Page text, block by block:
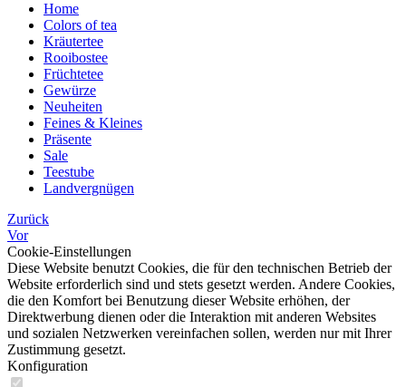
Home
Colors of tea
Kräutertee
Rooibostee
Früchtetee
Gewürze
Neuheiten
Feines & Kleines
Präsente
Sale
Teestube
Landvergnügen
Zurück
Vor
Cookie-Einstellungen
Diese Website benutzt Cookies, die für den technischen Betrieb der
Website erforderlich sind und stets gesetzt werden. Andere Cookies,
die den Komfort bei Benutzung dieser Website erhöhen, der
Direktwerbung dienen oder die Interaktion mit anderen Websites
und sozialen Netzwerken vereinfachen sollen, werden nur mit Ihrer
Zustimmung gesetzt.
Konfiguration